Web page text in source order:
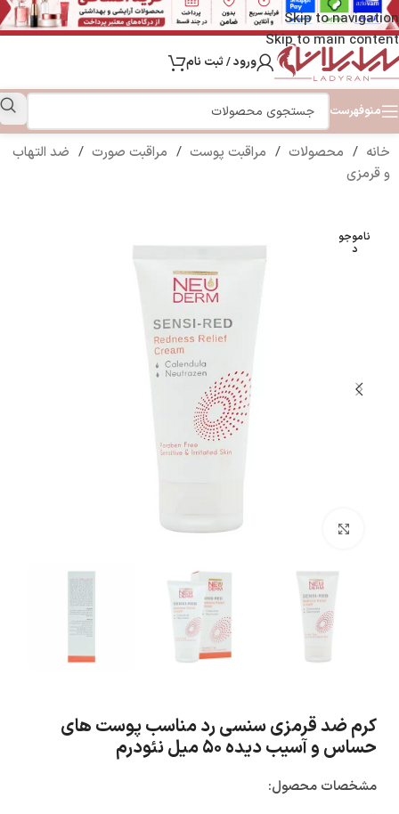
Skip to navigation
Skip to main content
ورود / ثبت نام
منوفهرست
خانه / محصولات / مراقبت پوست / مراقبت صورت / ضد التهاب
و قرمزی
ناموجو
د
کرم ضد قرمزی سنسی رد مناسب پوست های
حساس و آسیب دیده ۵۰ میل نئودرم
مشخصات محصول: